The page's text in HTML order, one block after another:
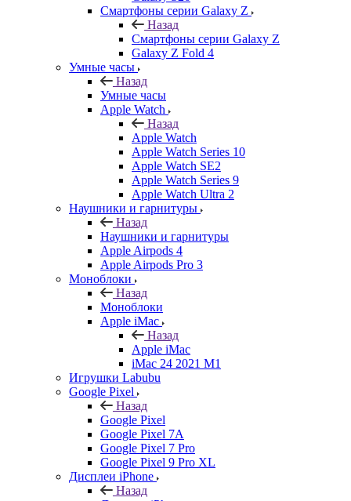
Смартфоны серии Galaxy Z
Назад
Смартфоны серии Galaxy Z
Galaxy Z Fold 4
Умные часы
Назад
Умные часы
Apple Watch
Назад
Apple Watch
Apple Watch Series 10
Apple Watch SE2
Apple Watch Series 9
Apple Watch Ultra 2
Наушники и гарнитуры
Назад
Наушники и гарнитуры
Apple Airpods 4
Apple Airpods Pro 3
Моноблоки
Назад
Моноблоки
Apple iMac
Назад
Apple iMac
iMac 24 2021 M1
Игрушки Labubu
Google Pixel
Назад
Google Pixel
Google Pixel 7А
Google Pixel 7 Pro
Google Pixel 9 Pro XL
Дисплеи iPhone
Назад